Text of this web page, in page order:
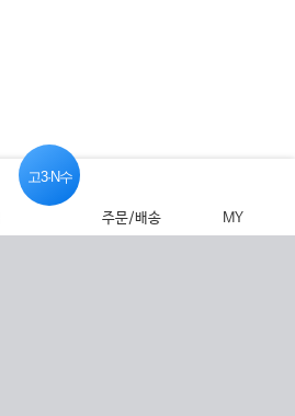
주문/배송 MY
고3·N수